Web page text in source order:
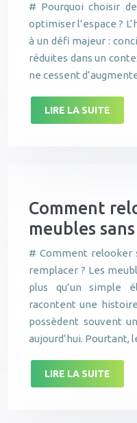
# Pourquoi choisir
optimiser l’espace ?
à un défi majeur :
réduites dans un
ne cessent
LIRE LA SUITE
Comment
meubles
# Comment relooker
remplacer ? Les
plus qu’un simple
racontent une
possèdent souvent
aujourd’hui. Pourtant,
LIRE LA SUITE